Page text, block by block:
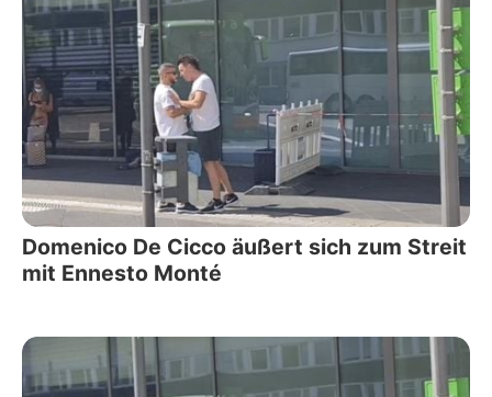
Domenico De Cicco äußert sich zum Streit
mit Ennesto Monté